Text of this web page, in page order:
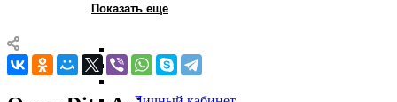
Показать еще